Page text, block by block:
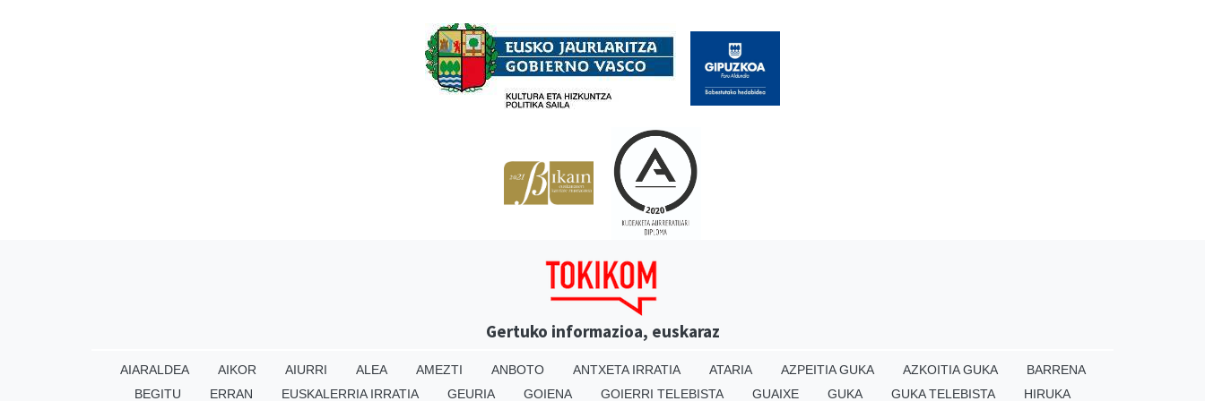
Gertuko informazioa, euskaraz
AIARALDEA AIKOR AIURRI ALEA AMEZTI ANBOTO ANTXETA IRRATIA ATARIA AZPEITIA GUKA AZKOITIA GUKA
BARRENA
BEGITU
ERRAN EUSKALERRIA IRRATIA GEURIA GOIENA GOIERRI TELEBISTA GUAIXE GUKA GUKA TELEBISTA HIRUKA